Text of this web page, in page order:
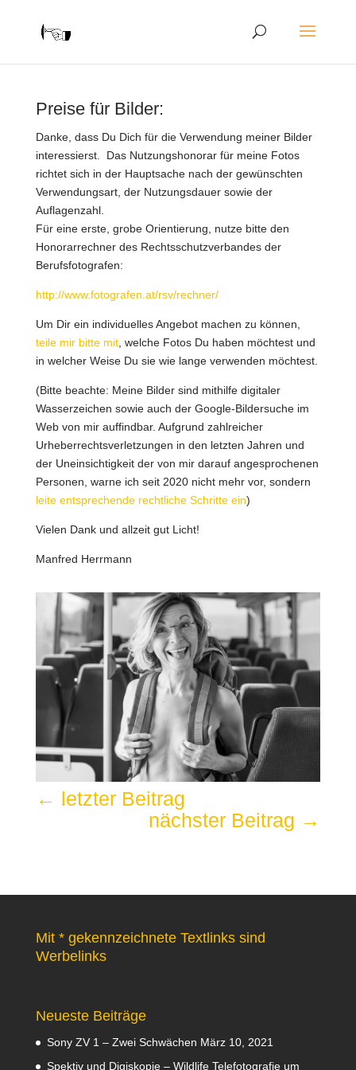
Preise für Bilder:
Danke, dass Du Dich für die Verwendung meiner Bilder
interessierst. Das Nutzungshonorar für meine Fotos
richtet sich in der Hauptsache nach der gewünschten
Verwendungsart, der Nutzungsdauer sowie der
Auflagenzahl.
Für eine erste, grobe Orientierung, nutze bitte den
Honorarrechner des Rechtsschutzverbandes der
Berufsfotografen:
http://www.fotografen.at/rsv/rechner/
Um Dir ein individuelles Angebot machen zu können,
teile mir bitte mit, welche Fotos Du haben möchtest und
in welcher Weise Du sie wie lange verwenden möchtest.
(Bitte beachte: Meine Bilder sind mithilfe digitaler
Wasserzeichen sowie auch der Google-Bildersuche im
Web von mir auffindbar. Aufgrund zahlreicher
Urheberrechtsverletzungen in den letzten Jahren und
der Uneinsichtigkeit der von mir darauf angesprochenen
Personen, warne ich seit 2020 nicht mehr vor, sondern
leite entsprechende rechtliche Schritte ein)
Vielen Dank und allzeit gut Licht!
Manfred Herrmann
← letzter Beitrag
nächster Beitrag →
Mit * gekennzeichnete Textlinks sind
Werbelinks
Neueste Beiträge
Sony ZV 1 – Zwei Schwächen März 10, 2021
Spektiv und Digiskopie – Wildlife Telefotografie um